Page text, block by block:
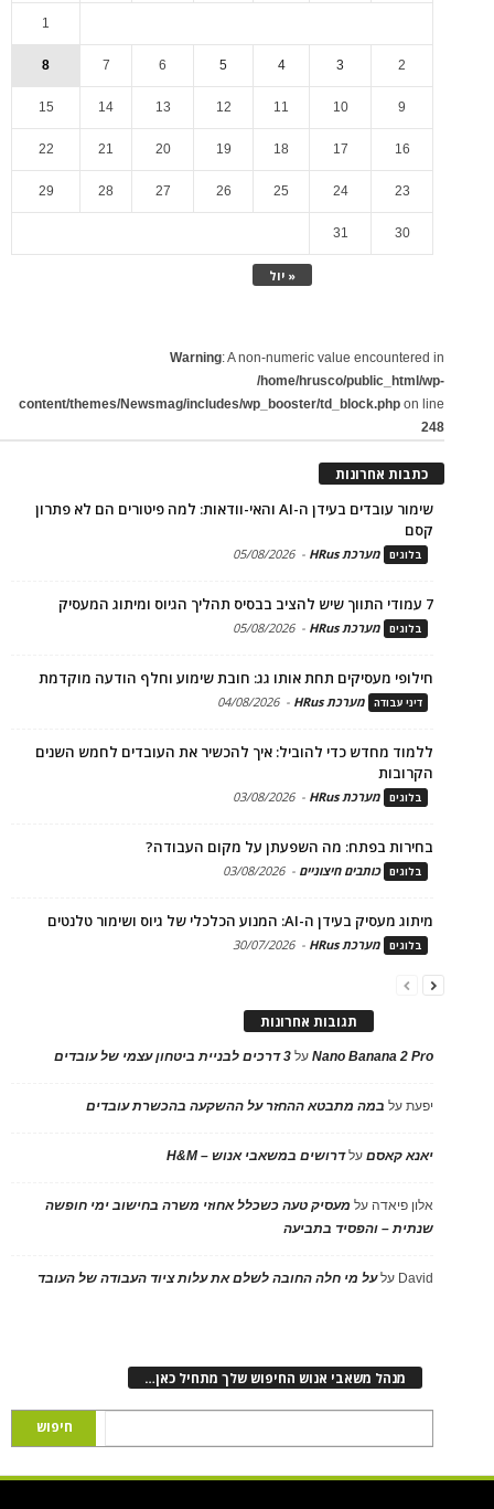
« יול
1
2
3
4
5
6
7
8
9
10
11
12
13
14
15
16
17
18
19
20
21
22
23
24
25
26
27
28
29
30
31
Warning: A non-numeric value encountered in
/home/hrusco/public_html/wp-
content/themes/Newsmag/includes/wp_booster/td_block.php on line
248
כתבות אחרונות
שימור עובדים בעידן ה-AI והאי-וודאות: למה פיטורים הם לא פתרון
קסם
בלוגים מערכת HRus -
05/08/2026
7 עמודי התווך שיש להציב בבסיס תהליך הגיוס ומיתוג המעסיק
בלוגים מערכת HRus -
05/08/2026
חילופי מעסיקים תחת אותו גג: חובת שימוע וחלף הודעה מוקדמת
דיני עבודה מערכת HRus -
04/08/2026
ללמוד מחדש כדי להוביל: איך להכשיר את העובדים לחמש השנים
הקרובות
בלוגים מערכת HRus -
03/08/2026
בחירות בפתח: מה השפעתן על מקום העבודה?
בלוגים כותבים חיצוניים -
03/08/2026
מיתוג מעסיק בעידן ה-AI: המנוע הכלכלי של גיוס ושימור טלנטים
בלוגים מערכת HRus -
30/07/2026
תגובות אחרונות
Nano Banana 2 Proעל 3 דרכים לבניית ביטחון עצמי של עובדים
יפעתעל במה מתבטא ההחזר על ההשקעה בהכשרת עובדים
יאנא קאסםעלדרושים במשאבי אנוש – H&M
אלון פיאדה על מעסיק טעה כשכלל אחוזי משרה בחישוב ימי חופשה
שנתית – והפסיד בתביעה
David עלעל מי חלה החובה לשלם את עלות ציוד העבודה של העובד
מנהל משאבי אנוש החיפוש שלך מתחיל כאן…